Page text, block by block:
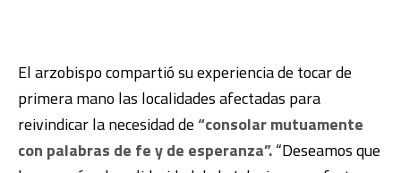
El arzobispo compartió su experiencia de tocar de
primera mano las localidades afectadas para
reivindicar la necesidad de“consolar mutuamente
con palabras de fe y de esperanza”.“Deseamos que